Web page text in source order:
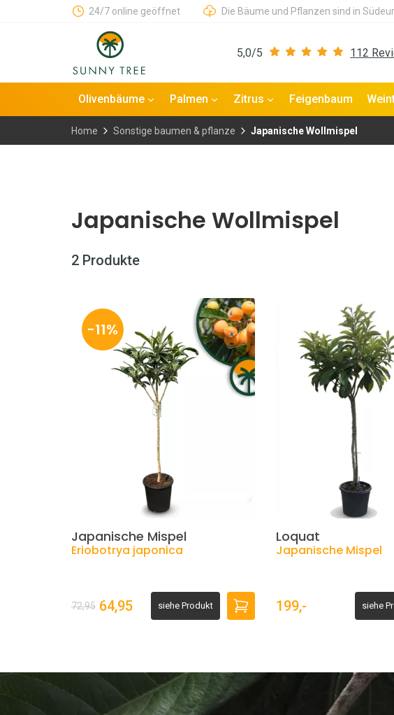
24/7 online geöffnet Die Bäume und Pflanzen sind in
5,0/5 112
Olivenbäume Palmen Zitrus Feigenbaum
Home Sonstige baumen & pflanze Japanische Wollmispel
Japanische Wollmispel
2 Produkte
-11%
Japanische Mispel
Eriobotrya japonica
72,95 64,95 siehe Produkt
Loquat
Japanische Mispel
199,- siehe